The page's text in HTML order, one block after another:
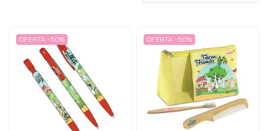
OFERTA -50% OFERTA -50%